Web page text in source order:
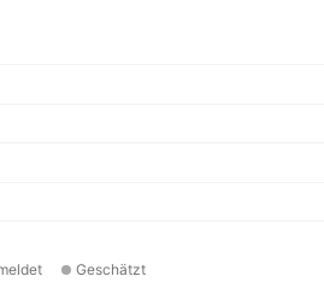
Geschätzt